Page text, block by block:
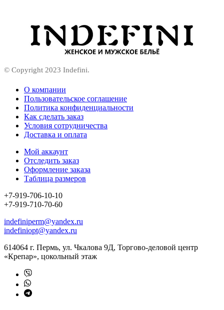
© Copyright 2023 Indefini.
О компании
Пользовательское соглашение
Политика конфиденциальности
Как сделать заказ
Условия сотрудничества
Доставка и оплата
Мой аккаунт
Отследить заказ
Оформление заказа
Таблица размеров
+7-919-706-10-10
+7-919-710-70-60
indefiniperm@yandex.ru
indefiniopt@yandex.ru
614064 г. Пермь, ул. Чкалова 9Д, Торгово-деловой центр
«Крепар», цокольный этаж